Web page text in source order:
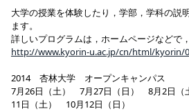
大学の授業を体験したり，学部，学科の説
ます。
詳しいプログラムは，ホームページなどで
http://www.kyorin-u.ac.jp/cn/html/kyorin/
2014 杏林大学 オープンキャンパス
7月26日（土） 7月27日（日） 8月2日
11日（土） 10月12日（日）